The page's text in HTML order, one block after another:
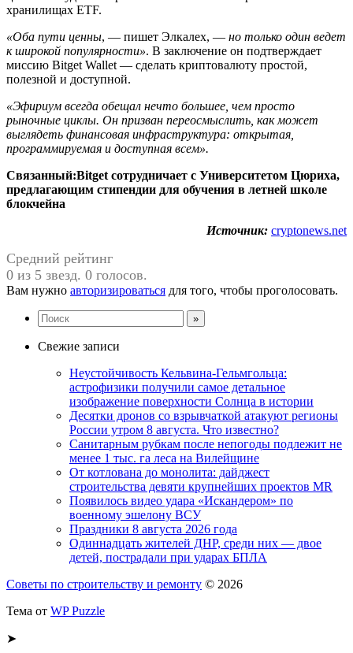
хранилищах ETF.
«Оба пути ценны, — пишет Элкалех, — но только один ведет
к широкой популярности». В заключение он подтверждает
миссию Bitget Wallet — сделать криптовалюту простой,
полезной и доступной.
«Эфириум всегда обещал нечто большее, чем просто
рыночные циклы. Он призван переосмыслить, как может
выглядеть финансовая инфраструктура: открытая,
программируемая и доступная всем».
Связанный:Bitget сотрудничает с Университетом Цюриха,
предлагающим стипендии для обучения в летней школе
блокчейна
Источник: cryptonews.net
Средний рейтинг
0 из 5 звезд. 0 голосов.
Вам нужно авторизироваться для того, чтобы проголосовать.
Свежие записи
Неустойчивость Кельвина-Гельмгольца:
астрофизики получили самое детальное
изображение поверхности Солнца в истории
Десятки дронов со взрывчаткой атакуют регионы
России утром 8 августа. Что известно?
Санитарным рубкам после непогоды подлежит не
менее 1 тыс. га леса на Вилейщине
От котлована до монолита: дайджест
строительства девяти крупнейших проектов MR
Появилось видео удара «Искандером» по
военному эшелону ВСУ
Праздники 8 августа 2026 года
Одиннадцать жителей ДНР, среди них — двое
детей, пострадали при ударах БПЛА
Советы по строительству и ремонту © 2026
Тема от WP Puzzle
➤